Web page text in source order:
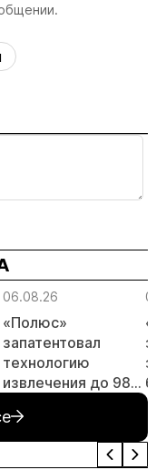
06.08.26
«Полюс»
запатентовал
технологию
извлечения до 98%
металлургического
шлака